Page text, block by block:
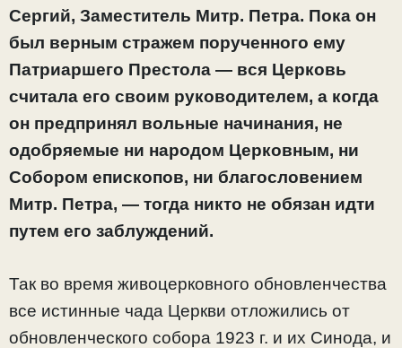
Сергий, Заместитель Митр. Петра. Пока он
был верным стражем порученного ему
Патриаршего Престола — вся Церковь
считала его своим руководителем, а когда
он предпринял вольные начинания, не
одобряемые ни народом Церковным, ни
Собором епископов, ни благословением
Митр. Петра, — тогда никто не обязан идти
путем его заблуждений.
Так во время живоцерковного обновленчества
все истинные чада Церкви отложились от
обновленческого собора 1923 г. и их Синода, и